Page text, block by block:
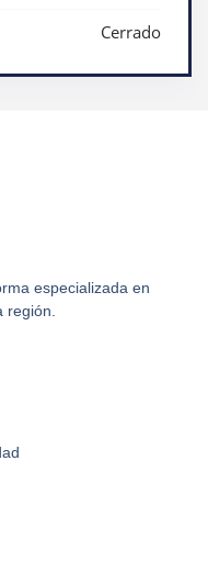
Cerrado
especializada en